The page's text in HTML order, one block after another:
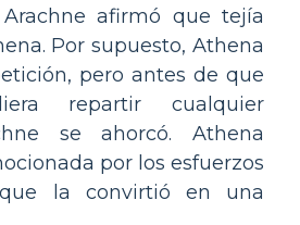
afirmó que tejía
Por supuesto, Athena
pero antes de que
repartir cualquier
se ahorcó. Athena
por los esfuerzos
la convirtió en una